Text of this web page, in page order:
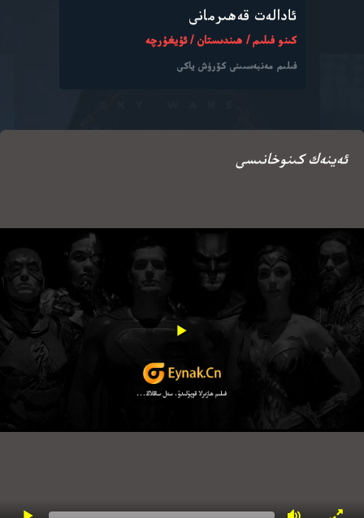
ئادالەت قەھىرمانى
كىنو فىلىم / ھىندىستان / ئۇيغۇرچە
فىلىم مەنبەسىىنى كۆرۈش ياكى
ئەينەك كىنوخانىسى